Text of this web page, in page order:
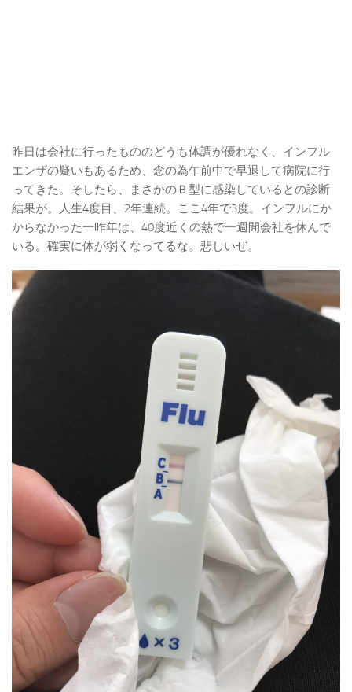
昨日は会社に行ったもののどうも体調が優れなく、インフル
エンザの疑いもあるため、念の為午前中で早退して病院に行
ってきた。そしたら、まさかのＢ型に感染しているとの診断
結果が。人生4度目、2年連続。ここ4年で3度。インフルにか
からなかった一昨年は、40度近くの熱で一週間会社を休んで
いる。確実に体が弱くなってるな。悲しいぜ。